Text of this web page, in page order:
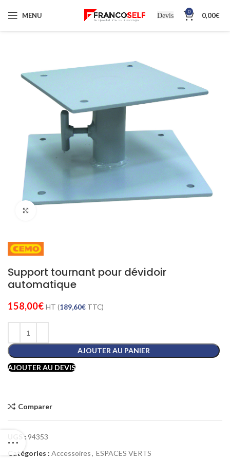
MENU Devis 0 0,00€
Support tournant pour dévidoir
automatique
158,00€ HT (189,60€ TTC)
AJOUTER AU PANIER
AJOUTER AU DEVIS
Comparer
UGS : 94353
Catégories : Accessoires, ESPACES VERTS